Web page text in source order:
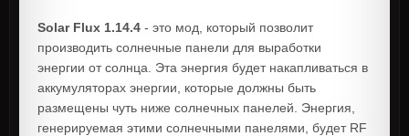
Solar Flux 1.14.4 - это мод, который позволит
производить солнечные панели для выработки
энергии от солнца. Эта энергия будет накапливаться в
аккумуляторах энергии, которые должны быть
размещены чуть ниже солнечных панелей. Энергия,
генерируемая этими солнечными панелями, будет RF